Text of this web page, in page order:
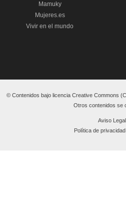
Mamuky
Mujeres.es
Vivir en el mundo
© Contenidos bajo licencia Creative Commons
Otros contenidos se
Aviso Legal
Política de